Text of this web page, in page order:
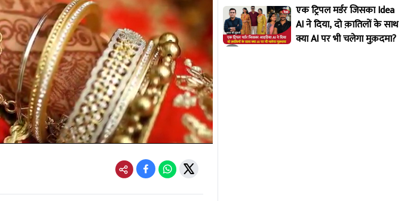
एक ट्रिपल मर्डर जिसका Idea
AI ने दिया, दो क़ातिलों के साथ
क्या AI पर भी चलेगा मुक़दमा?